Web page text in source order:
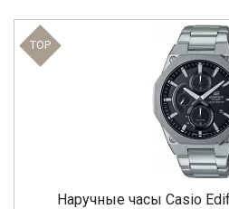
TOP
Наручные часы Casio